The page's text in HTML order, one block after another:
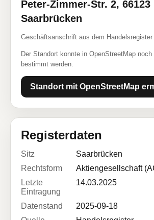
Peter-Zimmer-Str. 2, 66123
Saarbrücken
Geschäftsanschrift aus dem Handelsregister
Der Standort konnte in OpenStreetMap
bestimmt werden.
Standort mit OpenStreetMap
Registerdaten
Sitz
Saarbrücken
Rechtsform
Aktiengesellschaft
Letzte
Eintragung
14.03.2025
Datenstand
2025-09-18